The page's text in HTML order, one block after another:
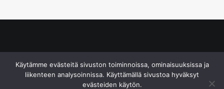
Käytämme evästeitä sivuston toiminnoissa, ominaisuuksissa ja
liikenteen analysoinnissa. Käyttämällä sivustoa hyväksyt
evästeiden käytön.